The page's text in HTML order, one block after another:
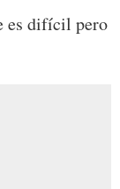
es difícil pero